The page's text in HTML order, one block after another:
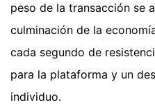
peso de la transacción se
culminación de la
cada segundo de
para la plataforma y un
individuo.